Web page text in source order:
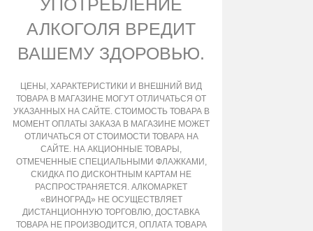
УПОТРЕБЛЕНИЕ
АЛКОГОЛЯ ВРЕДИТ
ВАШЕМУ ЗДОРОВЬЮ.
ЦЕНЫ, ХАРАКТЕРИСТИКИ И ВНЕШНИЙ ВИД
ТОВАРА В МАГАЗИНЕ МОГУТ ОТЛИЧАТЬСЯ ОТ
УКАЗАННЫХ НА САЙТЕ. СТОИМОСТЬ ТОВАРА В
МОМЕНТ ОПЛАТЫ ЗАКАЗА В МАГАЗИНЕ МОЖЕТ
ОТЛИЧАТЬСЯ ОТ СТОИМОСТИ ТОВАРА НА
САЙТЕ. НА АКЦИОННЫЕ ТОВАРЫ,
ОТМЕЧЕННЫЕ СПЕЦИАЛЬНЫМИ ФЛАЖКАМИ,
СКИДКА ПО ДИСКОНТНЫМ КАРТАМ НЕ
РАСПРОСТРАНЯЕТСЯ. АЛКОМАРКЕТ
«ВИНОГРАД» НЕ ОСУЩЕСТВЛЯЕТ
ДИСТАНЦИОННУЮ ТОРГОВЛЮ, ДОСТАВКА
ТОВАРА НЕ ПРОИЗВОДИТСЯ, ОПЛАТА ТОВАРА